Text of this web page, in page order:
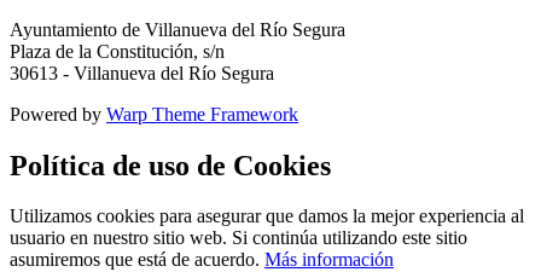
Ayuntamiento de Villanueva del Río Segura
Plaza de la Constitución, s/n
30613 - Villanueva del Río Segura
Powered by Warp Theme Framework
Política de uso de Cookies
Utilizamos cookies para asegurar que damos la mejor experiencia al
usuario en nuestro sitio web. Si continúa utilizando este sitio
asumiremos que está de acuerdo. Más información